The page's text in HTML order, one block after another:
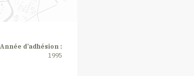
Année d’adhésion :
1995